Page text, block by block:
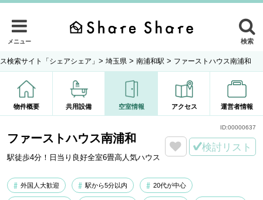
メニュー 検索
検索サイト「シェアシェア」 > 埼玉県 > 南浦和駅 > ファーストハウス南浦和
物件概要 共用設備 空室情報 アクセス 運営者情報
ファーストハウス南浦和
駅徒歩4分！日当り良好全室6畳高人気ハウス
検討リスト
外国人大歓迎 駅から5分以内 20代が中心
ID:00000637